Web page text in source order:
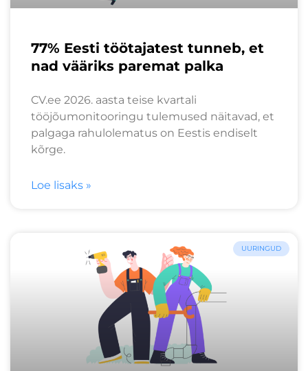
77% Eesti töötajatest tunneb, et
nad vääriks paremat palka
CV.ee 2026. aasta teise kvartali
tööjõumonitooringu tulemused näitavad, et
palgaga rahulolematus on Eestis endiselt
kõrge.
Loe lisaks »
UURINGUD